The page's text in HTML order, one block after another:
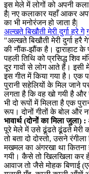
इस मेले में लोगों को अपनी कला
है| नए कलाकार यहाँ आकर
का भी मनोरंजन हो जाता है|
अल्खते बिखौती मेरी दुर्गा हरे गे
"अल्खते बिखौती मेरी दुर्गा
की नौंक-झौंक है। द्वाराहाट
पहली तिथि को प्रसिद्ध शिव
दूर गावों से लोग आते हैं। इसी
इस गीत में किया गया है। एक
पुरानी सहेलियों के मिल जाने
लगता है कि वह खो गयी है और
भी दो रूपों में मिलता है एक
रूप। दोनों गीतों के बोल और
भावार्थ (दोनों का मिला जुला) :
पूरे मेले में उसे ढूंढते ढूंढते मेरी
तो बता दो दोस्तो, उसने
मखमल का अंगरखा था कितना
गयी। कैसे तो खिलखिला कर
आवाज तो जैसे मोहक बिणाई